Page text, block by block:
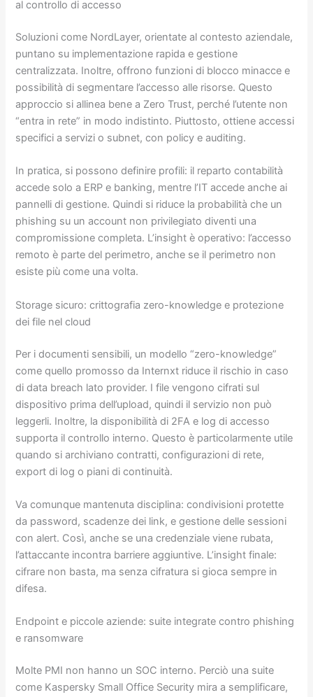
al controllo di accesso
Soluzioni come NordLayer, orientate al contesto aziendale,
puntano su implementazione rapida e gestione
centralizzata. Inoltre, offrono funzioni di blocco minacce e
possibilità di segmentare l’accesso alle risorse. Questo
approccio si allinea bene a Zero Trust, perché l’utente non
“entra in rete” in modo indistinto. Piuttosto, ottiene accessi
specifici a servizi o subnet, con policy e auditing.
In pratica, si possono definire profili: il reparto contabilità
accede solo a ERP e banking, mentre l’IT accede anche ai
pannelli di gestione. Quindi si riduce la probabilità che un
phishing su un account non privilegiato diventi una
compromissione completa. L’insight è operativo: l’accesso
remoto è parte del perimetro, anche se il perimetro non
esiste più come una volta.
Storage sicuro: crittografia zero-knowledge e protezione
dei file nel cloud
Per i documenti sensibili, un modello “zero-knowledge”
come quello promosso da Internxt riduce il rischio in caso
di data breach lato provider. I file vengono cifrati sul
dispositivo prima dell’upload, quindi il servizio non può
leggerli. Inoltre, la disponibilità di 2FA e log di accesso
supporta il controllo interno. Questo è particolarmente utile
quando si archiviano contratti, configurazioni di rete,
export di log o piani di continuità.
Va comunque mantenuta disciplina: condivisioni protette
da password, scadenze dei link, e gestione delle sessioni
con alert. Così, anche se una credenziale viene rubata,
l’attaccante incontra barriere aggiuntive. L’insight finale:
cifrare non basta, ma senza cifratura si gioca sempre in
difesa.
Endpoint e piccole aziende: suite integrate contro phishing
e ransomware
Molte PMI non hanno un SOC interno. Perciò una suite
come Kaspersky Small Office Security mira a semplificare,